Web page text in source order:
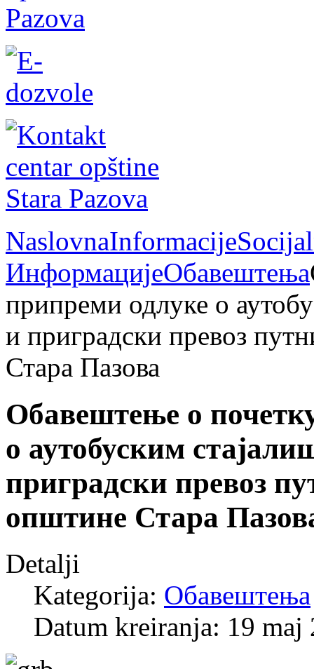
NaslovnaInformacije
ИнформацијеОбавештења
припреми одлуке о
и приградски превоз
Стара Пазова
Обавештење о
о аутобуским
приградски превоз
општине Стара
Detalji
Kategorija: Обавештења
Datum kreiranja: 19 maj